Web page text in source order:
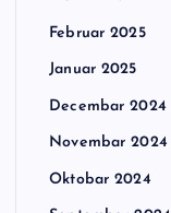
Februar 2025
Januar 2025
Decembar 2024
Novembar 2024
Oktobar 2024